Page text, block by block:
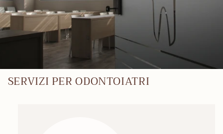
SERVIZI PER ODONTOIATRI